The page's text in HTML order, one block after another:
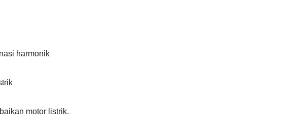
harmonik
motor listrik.